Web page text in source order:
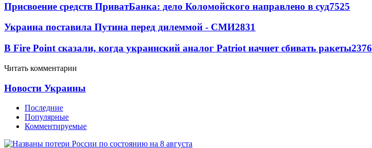
Присвоение средств ПриватБанка: дело Коломойского направлено в суд7525
Украина поставила Путина перед дилеммой - СМИ2831
В Fire Point сказали, когда украинский аналог Patriot начнет сбивать ракеты2376
Читать комментарии
Новости Украины
Последние
Популярные
Комментируемые